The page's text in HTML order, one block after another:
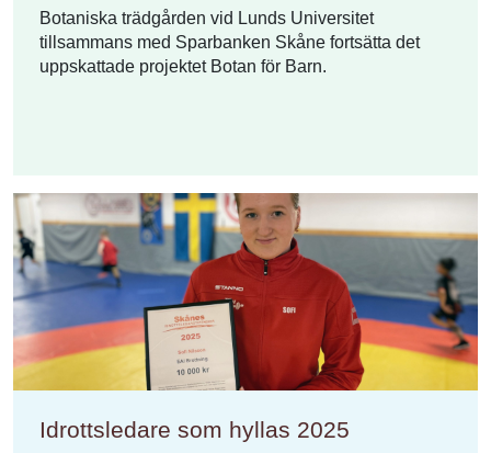
Botaniska trädgården vid Lunds Universitet
tillsammans med Sparbanken Skåne fortsätta det
uppskattade projektet Botan för Barn.
Idrottsledare som hyllas 2025